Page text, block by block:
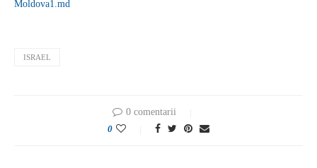
Moldova1.md
ISRAEL
0 comentarii
0